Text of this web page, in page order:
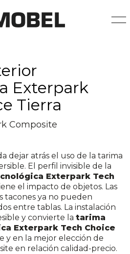
Exterpark
Tierra
Composite
dejar atrás el uso de la tarima
El perfil invisible de la
Exterpark Tech
el impacto de objetos. Las
tacones ya no pueden
entre tablas. La instalación
y convierte la tarima
Exterpark Tech Choice
y en la mejor elección de
en relación calidad-precio.